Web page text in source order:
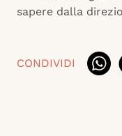
sapere dalla
CONDIVIDI